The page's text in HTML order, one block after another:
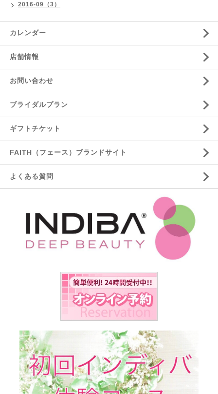
2016-09（3）
カレンダー
店舗情報
お問い合わせ
ブライダルプラン
ギフトチケット
FAITH（フェース）ブランドサイト
よくある質問